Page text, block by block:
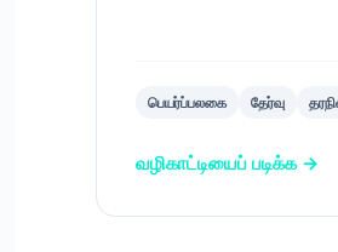
பெயர்ப்பலகை தேர்வு
வழிகாட்டியைப் படிக்க →